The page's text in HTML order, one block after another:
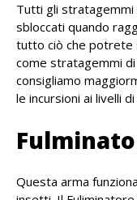
Tutti gli stratagemmi
sbloccati quando
tutto ciò che potrete
come stratagemmi di
consigliamo
le incursioni ai livelli
Questa arma